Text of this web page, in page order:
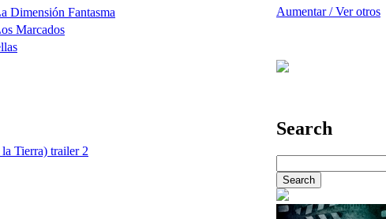
Dimensión Fantasma
Marcados
Tierra) trailer 2
Aumentar / Ver otros
Search